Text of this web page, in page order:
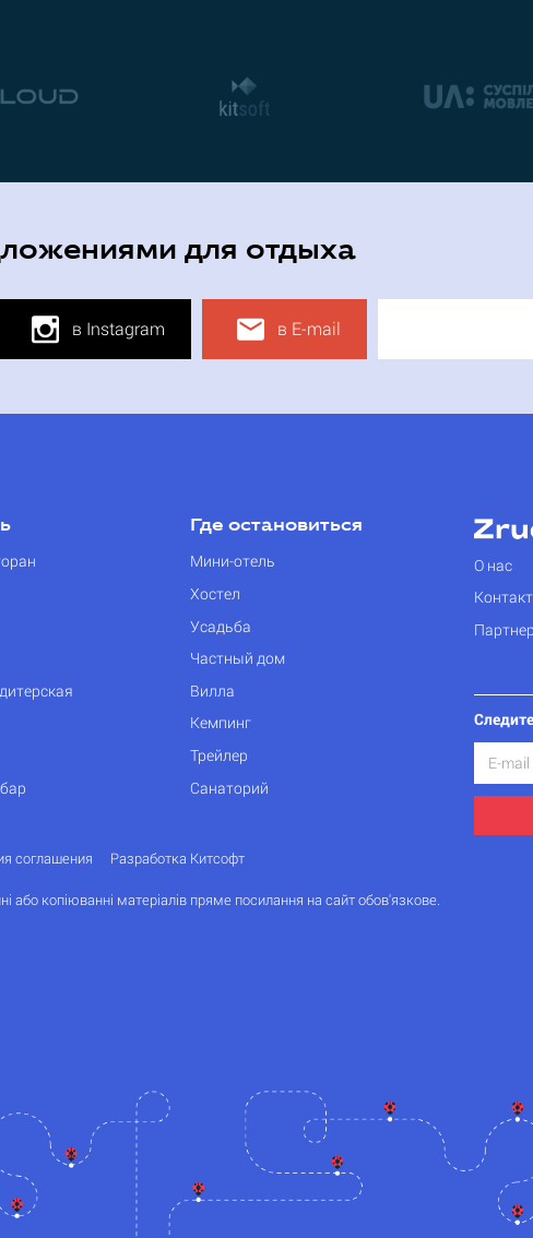
для отдыха
в Instagram в E-mail
Где остановиться
Мини-отель
Хостел
Усадьба
Частный дом
Вилла
Кемпинг
Трейлер
Санаторий
О нас
соглашения Разработка Китсофт
копіюванні матеріалів пряме посилання на сайт обов'язкове.